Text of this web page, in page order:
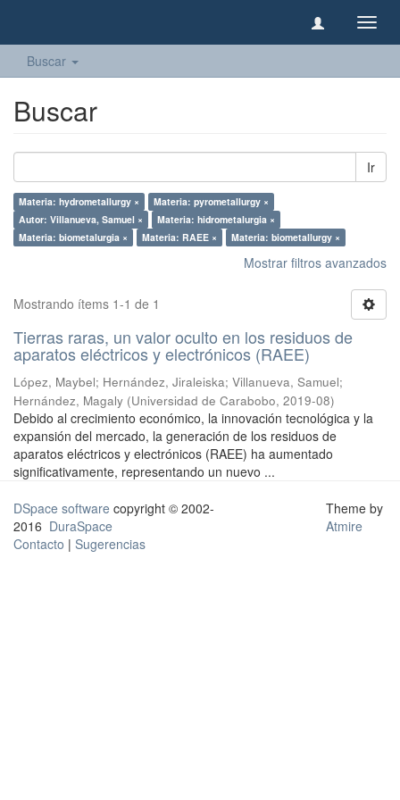
Buscar
Buscar
Ir
Materia: hydrometallurgy ×
Materia: pyrometallurgy ×
Autor: Villanueva, Samuel ×
Materia: hidrometalurgia ×
Materia: biometalurgia ×
Materia: RAEE × Materia: biometallurgy ×
Mostrar filtros avanzados
Mostrando ítems 1-1 de 1
Tierras raras, un valor oculto en los residuos de
aparatos eléctricos y electrónicos (RAEE)
López, Maybel; Hernández, Jiraleiska; Villanueva, Samuel;
Hernández, Magaly (Universidad de Carabobo, 2019-08)
Debido al crecimiento económico, la innovación tecnológica y la
expansión del mercado, la generación de los residuos de
aparatos eléctricos y electrónicos (RAEE) ha aumentado
significativamente, representando un nuevo ...
DSpace software copyright © 2002-
2016 DuraSpace
Contacto | Sugerencias
Theme by
Atmire